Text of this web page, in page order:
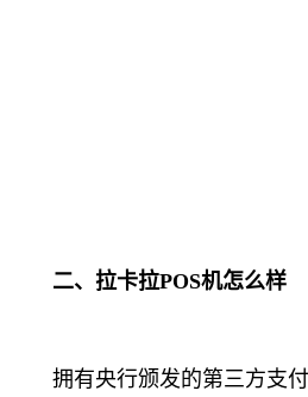
二、拉卡拉POS机怎么样
拥有央行颁发的第三方支付